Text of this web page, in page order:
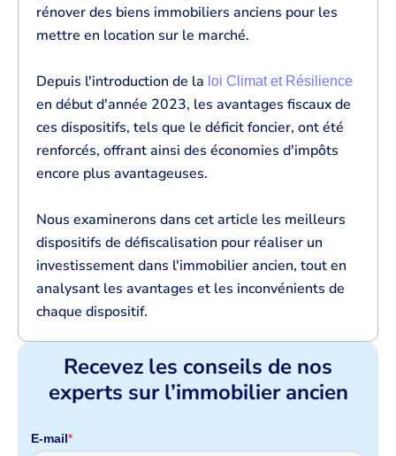
rénover des biens immobiliers anciens pour les
mettre en location sur le marché.
Depuis l'introduction de la loi Climat et Résilience
en début d'année 2023, les avantages fiscaux de
ces dispositifs, tels que le déficit foncier, ont été
renforcés, offrant ainsi des économies d'impôts
encore plus avantageuses.
Nous examinerons dans cet article les meilleurs
dispositifs de défiscalisation pour réaliser un
investissement dans l'immobilier ancien, tout en
analysant les avantages et les inconvénients de
chaque dispositif.
Recevez les conseils de nos
experts sur l’immobilier ancien